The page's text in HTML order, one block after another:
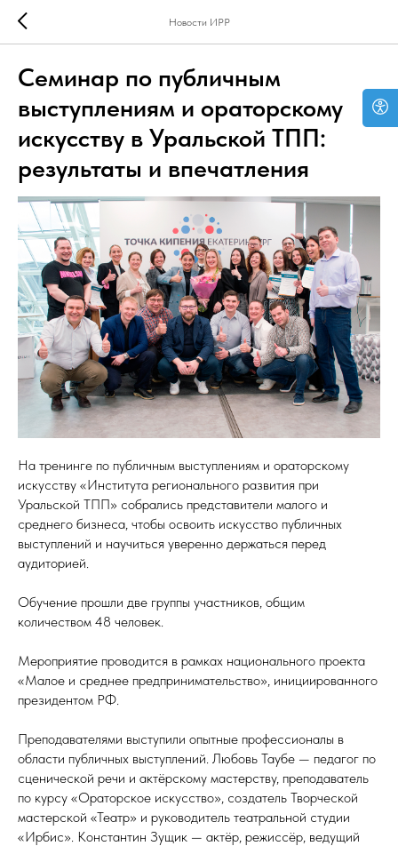
Новости ИРР
Семинар по публичным
выступлениям и ораторскому
искусству в Уральской ТПП:
результаты и впечатления
На тренинге по публичным выступлениям и ораторскому
искусству «Института регионального развития при
Уральской ТПП» собрались представители малого и
среднего бизнеса, чтобы освоить искусство публичных
выступлений и научиться уверенно держаться перед
аудиторией.
Обучение прошли две группы участников, общим
количеством 48 человек.
Мероприятие проводится в рамках национального проекта
«Малое и среднее предпринимательство», инициированного
президентом РФ.
Преподавателями выступили опытные профессионалы в
области публичных выступлений. Любовь Таубе — педагог по
сценической речи и актёрскому мастерству, преподаватель
по курсу «Ораторское искусство», создатель Творческой
мастерской «Театр» и руководитель театральной студии
«Ирбис». Константин Зущик — актёр, режиссёр, ведущий